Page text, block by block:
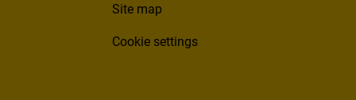
Site map
Cookie settings